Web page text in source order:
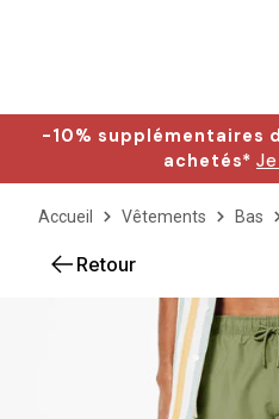
-10% supplémentaires
achetés*
Accueil Vêtements Bas
Retour